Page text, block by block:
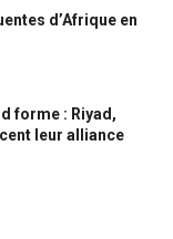
d’Afrique en
forme : Riyad,
leur alliance